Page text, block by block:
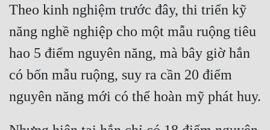
Tu Chân
Tu Tiên
Theo kinh nghiệm trước đây, thi triển kỹ
năng nghề nghiệp cho một mẫu ruộng tiêu
hao 5 điểm nguyên năng, mà bây giờ hắn
có bốn mẫu ruộng, suy ra cần 20 điểm